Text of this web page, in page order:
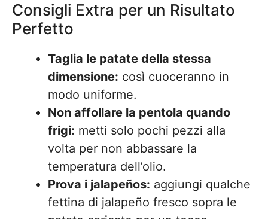
Consigli Extra per un Risultato
Perfetto
Taglia le patate della stessa
dimensione: così cuoceranno in
modo uniforme.
Non affollare la pentola quando
frigi: metti solo pochi pezzi alla
volta per non abbassare la
temperatura dell’olio.
Prova i jalapeños: aggiungi qualche
fettina di jalapeño fresco sopra le